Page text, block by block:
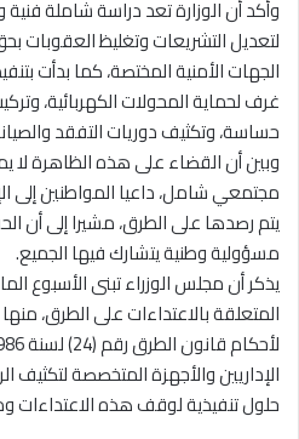
وأكد أن الوزارة تعد دراسة شاملة
لتعديل التشريعات وتغليظ العقوبات
الجهات الأمنية المختصة، كما بدأت
غرف لحماية المحولات الكهربائية،
حساسة، وتكثيف دوريات التفقد
وبين أن القضاء على هذه الظاهرة
مجتمعي شامل، داعيا المواطنين
يتم رصدها على الطرق، مشيرا إلى أن
مسؤولية وطنية يتشارك فيها الجميع.
يذكر أن مجلس الوزراء تبنى الأسبوع
المتعلقة بالاعتداءات على الطرق،
الإداريين والأجهزة المتخصصة لتكثيف
حلول تنفيذية لوقف هذه الاعتداءات